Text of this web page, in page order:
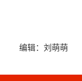
编辑：刘萌萌